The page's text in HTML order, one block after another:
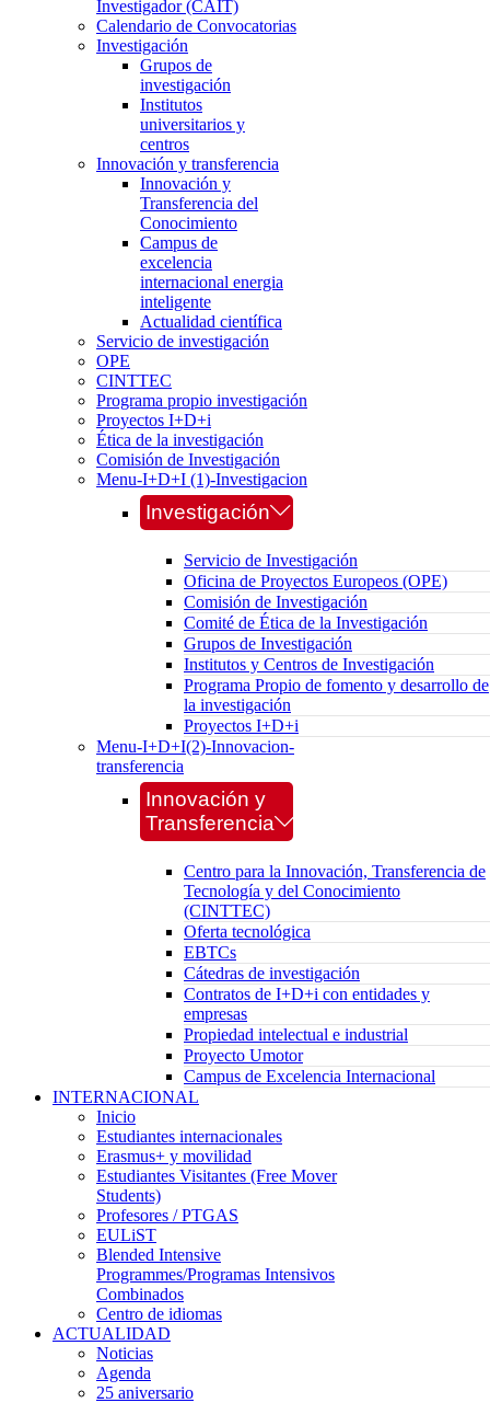
Investigador (CAIT)
Calendario de Convocatorias
Investigación
Grupos de
investigación
Institutos
universitarios y
centros
Innovación y transferencia
Innovación y
Transferencia del
Conocimiento
Campus de
excelencia
internacional energia
inteligente
Actualidad científica
Servicio de investigación
OPE
CINTTEC
Programa propio investigación
Proyectos I+D+i
Ética de la investigación
Comisión de Investigación
Menu-I+D+I (1)-Investigacion
Investigación
Servicio de Investigación
Oficina de Proyectos Europeos (OPE)
Comisión de Investigación
Comité de Ética de la Investigación
Grupos de Investigación
Institutos y Centros de Investigación
Programa Propio de fomento y desarrollo de
la investigación
Proyectos I+D+i
Menu-I+D+I(2)-Innovacion-
transferencia
Innovación y
Transferencia
Centro para la Innovación, Transferencia de
Tecnología y del Conocimiento
(CINTTEC)
Oferta tecnológica
EBTCs
Cátedras de investigación
Contratos de I+D+i con entidades y
empresas
Propiedad intelectual e industrial
Proyecto Umotor
Campus de Excelencia Internacional
INTERNACIONAL
Inicio
Estudiantes internacionales
Erasmus+ y movilidad
Estudiantes Visitantes (Free Mover
Students)
Profesores / PTGAS
EULiST
Blended Intensive
Programmes/Programas Intensivos
Combinados
Centro de idiomas
ACTUALIDAD
Noticias
Agenda
25 aniversario